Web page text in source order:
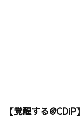
【覚醒する@CDiP】